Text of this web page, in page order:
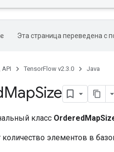
Эта страница переведена с
API TensorFlow v2.3.0 Java
MapSize
класс
элементов в